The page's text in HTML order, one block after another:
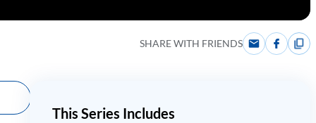
SHARE WITH FRIENDS
This Series Includes